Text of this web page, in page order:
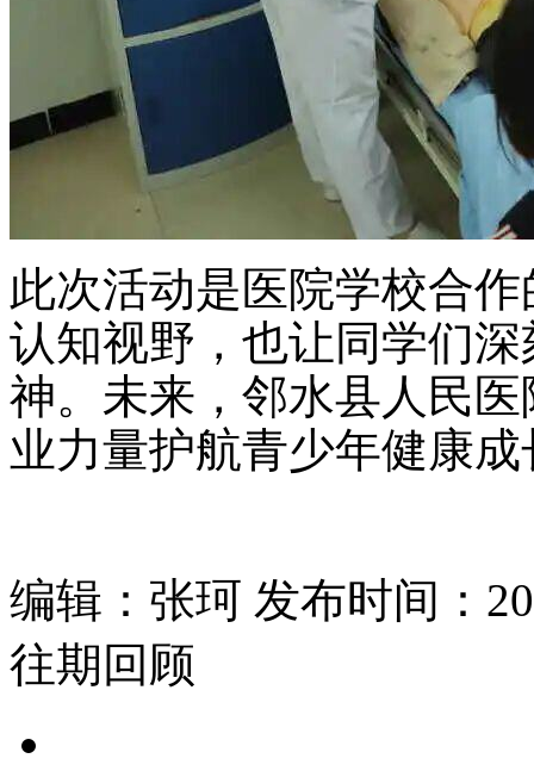
此次活动是医院学校合
认知视野，也让同学们
神。未来，邻水县人民
业力量护航青少年健康成
编辑：张珂 发布时间：
往期回顾